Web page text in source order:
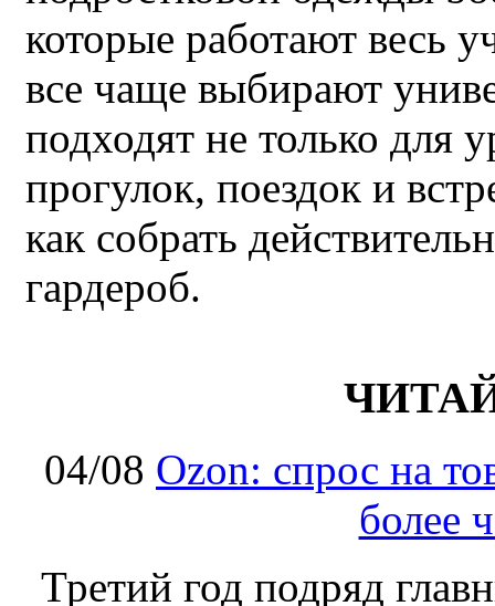
которые работают весь
все чаще выбирают
подходят не только для
прогулок, поездок и
как собрать
гардероб.
04/08 Ozon: спрос на
более
Третий год подряд